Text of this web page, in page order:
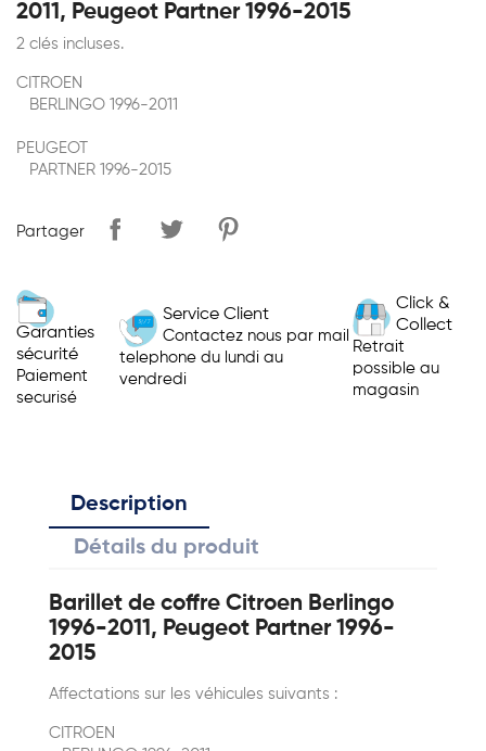
2011, Peugeot Partner 1996-2015
2 clés incluses.
CITROEN
BERLINGO 1996-2011
PEUGEOT
PARTNER 1996-2015
Partager
Garanties
sécurité
Paiement
securisé
Service Client
Contactez nous par mail
telephone du lundi au
vendredi
Click &
Collect
Retrait
possible au
magasin
Description
Détails du produit
Barillet de coffre Citroen Berlingo
1996-2011, Peugeot Partner 1996-
2015
Affectations sur les véhicules suivants :
CITROEN